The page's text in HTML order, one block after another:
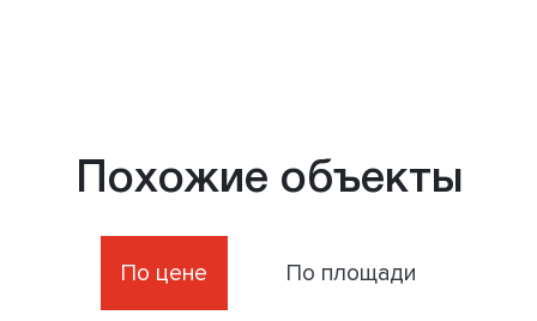
Похожие объекты
По цене По площади